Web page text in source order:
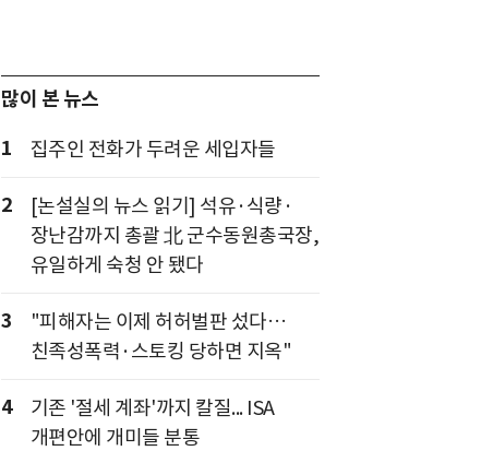
많이 본 뉴스
1
집주인 전화가 두려운 세입자들
2
[논설실의 뉴스 읽기] 석유·식량·
장난감까지 총괄 北 군수동원총국장,
유일하게 숙청 안 됐다
3
"피해자는 이제 허허벌판 섰다…
친족성폭력·스토킹 당하면 지옥"
4
기존 '절세 계좌'까지 칼질... ISA
개편안에 개미들 분통